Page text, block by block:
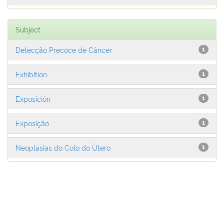
Subject
1
Detecção Precoce de Câncer
1
Exhibition
1
Exposición
1
Exposição
1
Neoplasias do Colo do Útero